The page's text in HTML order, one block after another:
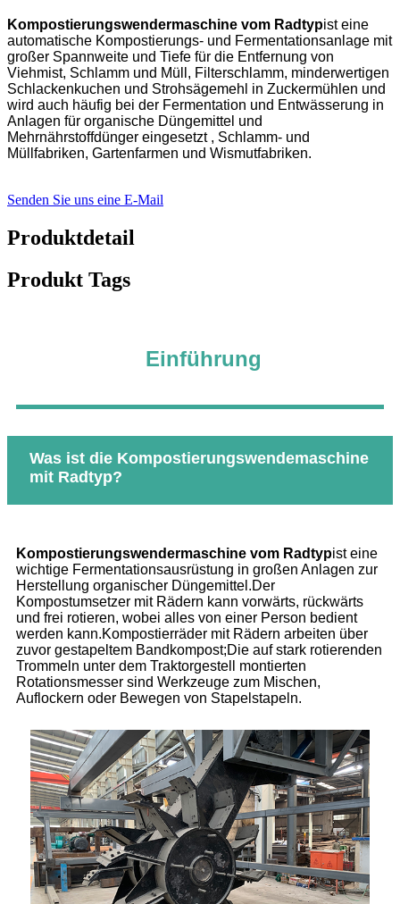
Kompostierungswendermaschine vom Radtypist eine
automatische Kompostierungs- und Fermentationsanlage mit
großer Spannweite und Tiefe für die Entfernung von
Viehmist, Schlamm und Müll, Filterschlamm, minderwertigen
Schlackenkuchen und Strohsägemehl in Zuckermühlen und
wird auch häufig bei der Fermentation und Entwässerung in
Anlagen für organische Düngemittel und
Mehrnährstoffdünger eingesetzt , Schlamm- und
Müllfabriken, Gartenfarmen und Wismutfabriken.
Senden Sie uns eine E-Mail
Produktdetail
Produkt Tags
Einführung
Was ist die Kompostierungswendemaschine
mit Radtyp?
Kompostierungswendermaschine vom Radtypist eine
wichtige Fermentationsausrüstung in großen Anlagen zur
Herstellung organischer Düngemittel.Der
Kompostumsetzer mit Rädern kann vorwärts, rückwärts
und frei rotieren, wobei alles von einer Person bedient
werden kann.Kompostierräder mit Rädern arbeiten über
zuvor gestapeltem Bandkompost;Die auf stark rotierenden
Trommeln unter dem Traktorgestell montierten
Rotationsmesser sind Werkzeuge zum Mischen,
Auflockern oder Bewegen von Stapelstapeln.